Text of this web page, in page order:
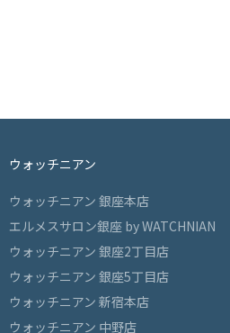
ウォッチニアン
ウォッチニアン 銀座本店
エルメスサロン銀座 by WATCHNIAN
ウォッチニアン 銀座2丁目店
ウォッチニアン 銀座5丁目店
ウォッチニアン 新宿本店
ウォッチニアン 中野店